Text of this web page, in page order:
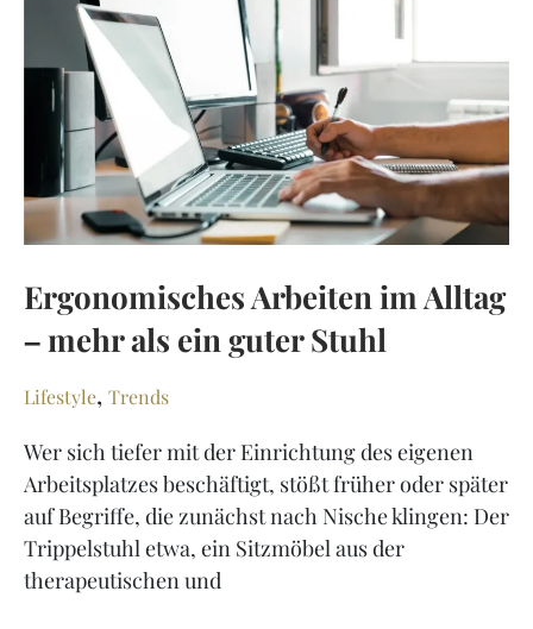
Ergonomisches Arbeiten im Alltag
– mehr als ein guter Stuhl
Lifestyle, Trends
Wer sich tiefer mit der Einrichtung des eigenen
Arbeitsplatzes beschäftigt, stößt früher oder später
auf Begriffe, die zunächst nach Nische klingen: Der
Trippelstuhl etwa, ein Sitzmöbel aus der
therapeutischen und